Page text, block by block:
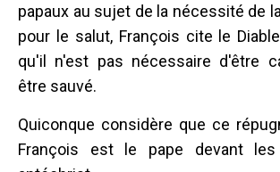
papaux au sujet de la nécessité de
pour le salut, François cite le
qu'il n'est pas nécessaire d'être
être sauvé.
Quiconque considère que ce
François est le pape devant